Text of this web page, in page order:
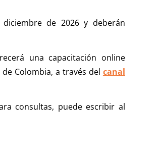
de 2026 y deberán
una capacitación online
Colombia, a través del canal
consultas, puede escribir al